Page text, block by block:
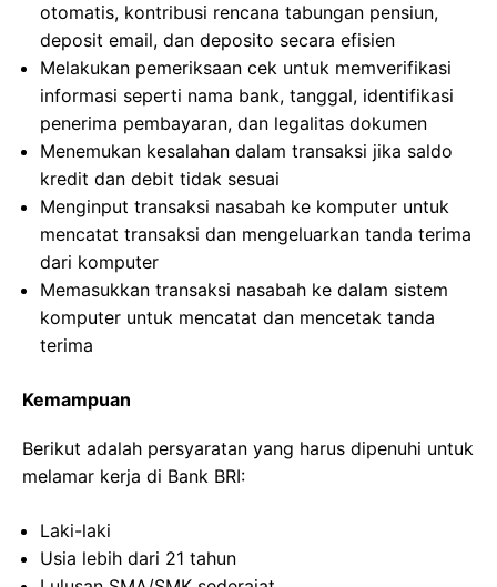
otomatis, kontribusi rencana tabungan pensiun,
deposit email, dan deposito secara efisien
Melakukan pemeriksaan cek untuk memverifikasi
informasi seperti nama bank, tanggal, identifikasi
penerima pembayaran, dan legalitas dokumen
Menemukan kesalahan dalam transaksi jika saldo
kredit dan debit tidak sesuai
Menginput transaksi nasabah ke komputer untuk
mencatat transaksi dan mengeluarkan tanda terima
dari komputer
Memasukkan transaksi nasabah ke dalam sistem
komputer untuk mencatat dan mencetak tanda
terima
Kemampuan
Berikut adalah persyaratan yang harus dipenuhi untuk
melamar kerja di Bank BRI:
Laki-laki
Usia lebih dari 21 tahun